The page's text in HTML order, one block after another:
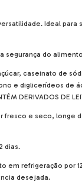
Ideal para
segurança do
caseinato de
e diglicerídeos de
DERIVADOS DE
fresco e seco,
dias.
em refrigeração por
desejada.